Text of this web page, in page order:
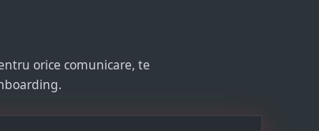
orice comunicare, te